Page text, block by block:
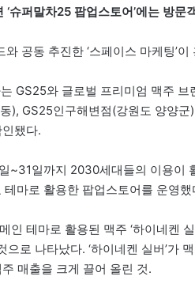
‘슈퍼말차25 팝업스토어’에는 방
공동 추진한 ‘스페이스 마케팅’
GS25와 글로벌 프리미엄 맥주 브
), GS25인구해변점(강원도 양양
됐다.
~31일까지 2030세대들의 이용이
테마로 활용한 팝업스토어를 운영했
인 테마로 활용된 맥주 ‘하이네켄
으로 나타났다. ‘하이네켄 실버’가
매출을 크게 끌어 올린 것.